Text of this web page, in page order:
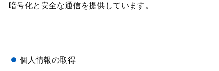
暗号化と安全な通信を提供しています。
個人情報の取得